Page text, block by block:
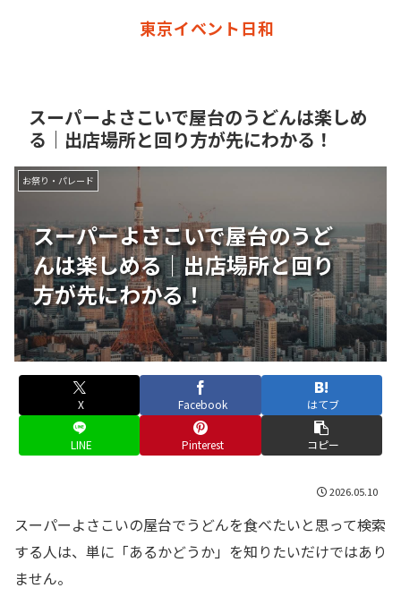
東京イベント日和
スーパーよさこいで屋台のうどんは楽しめ
る｜出店場所と回り方が先にわかる！
スーパーよさこいで屋台のうど
んは楽しめる｜出店場所と回り
方が先にわかる！
お祭り・パレード
X Facebook はてブ
LINE Pinterest コピー
2026.05.10
スーパーよさこいの屋台でうどんを食べたいと思って検索
する人は、単に「あるかどうか」を知りたいだけではあり
ません。